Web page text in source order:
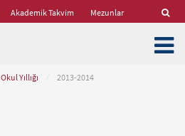
Akademik Takvim Mezunlar
Okul Yıllığı 2013-2014